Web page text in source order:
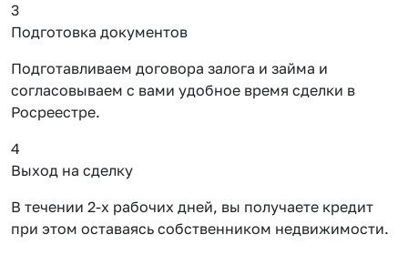
3
Подготовка документов
Подготавливаем договора залога и займа и
согласовываем с вами удобное время сделки в
Росреестре.
4
Выход на сделку
В течении 2-х рабочих дней, вы получаете кредит
при этом оставаясь собственником недвижимости.